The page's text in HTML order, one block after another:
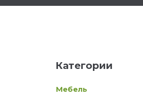
Категории
Мебель